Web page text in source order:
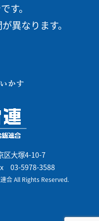
す。
異なります。
区大塚4-10-7
5978-3588
合 All Rights Reserved.